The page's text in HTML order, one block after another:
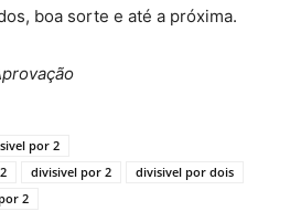
boa sorte e até a próxima.
por 2
divisivel por 2
divisivel por dois
2